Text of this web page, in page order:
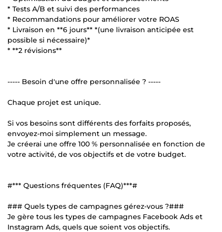
* Tests A/B et suivi des performances
* Recommandations pour améliorer votre ROAS
* Livraison en **6 jours** *(une livraison anticipée est
possible si nécessaire)*
* **2 révisions**
----- Besoin d'une offre personnalisée ? -----
Chaque projet est unique.
Si vos besoins sont différents des forfaits proposés,
envoyez-moi simplement un message.
Je créerai une offre 100 % personnalisée en fonction de
votre activité, de vos objectifs et de votre budget.
#*** Questions fréquentes (FAQ)***#
### Quels types de campagnes gérez-vous ?###
Je gère tous les types de campagnes Facebook Ads et
Instagram Ads, quels que soient vos objectifs.